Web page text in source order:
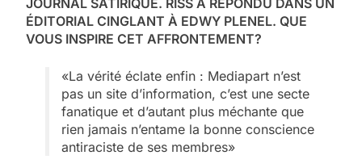
ÉDITORIAL CINGLANT À EDWY PLENEL. QUE
VOUS INSPIRE CET AFFRONTEMENT?
«La vérité éclate enfin : Mediapart n’est
pas un site d’information, c’est une secte
fanatique et d’autant plus méchante que
rien jamais n’entame la bonne conscience
antiraciste de ses membres»